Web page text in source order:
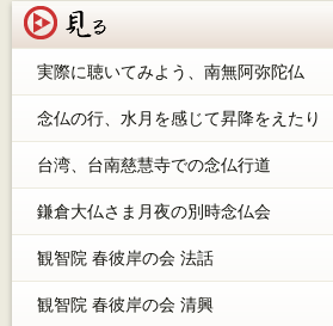
実際に聴いてみよう、南無阿弥陀仏
念仏の行、水月を感じて昇降をえたり
台湾、台南慈慧寺での念仏行道
鎌倉大仏さま月夜の別時念仏会
観智院 春彼岸の会 法話
観智院 春彼岸の会 清興